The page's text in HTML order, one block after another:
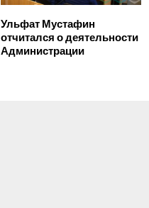
Ульфат Мустафин
отчитался о деятельности
Администрации